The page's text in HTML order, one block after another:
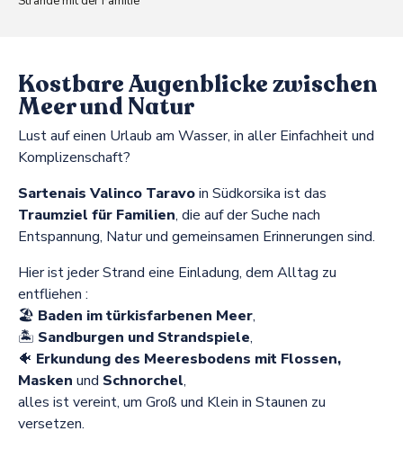
Kostbare Augenblicke zwischen
Meer und Natur
Lust auf einen Urlaub am Wasser, in aller Einfachheit und
Komplizenschaft?
Sartenais Valinco Taravoin Südkorsika ist das
Traumziel für Familien, die auf der Suche nach
Entspannung, Natur und gemeinsamen Erinnerungen sind.
Hier ist jeder Strand eine Einladung, dem Alltag zu
entfliehen :
🏖️ Baden im türkisfarbenen Meer,
🏝️ Sandburgen und Strandspiele,
🐠 Erkundung des Meeresbodens mit Flossen,
Masken und Schnorchel,
alles ist vereint, um Groß und Klein in Staunen zu
versetzen.